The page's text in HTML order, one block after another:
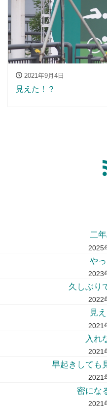
2021年9月4日
見えた！？
二
2025
や
2023
久しぶり
2022
見
2021
入れ
2021
早起きしても
2021
密にな
2021